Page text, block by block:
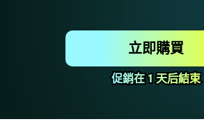
促銷在 1 天后結束
促銷在 1 天后結束
立即購買